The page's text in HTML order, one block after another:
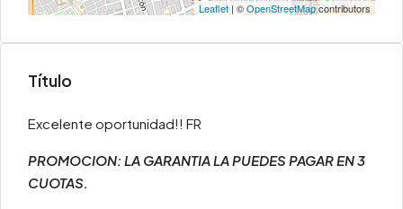
Leaflet | ©OpenStreetMapcontributors
Título
Excelente oportunidad!! FR
PROMOCION: LA GARANTIA LA PUEDES PAGAR EN 3
CUOTAS.